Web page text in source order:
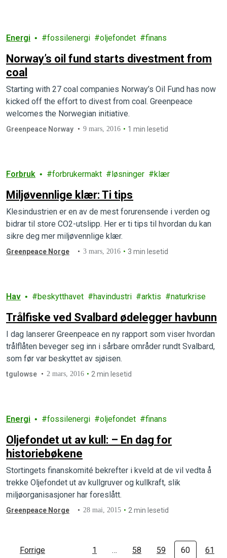
Energi fossilenergi oljefondet finans
Norway’s oil fund starts divestment from
coal
Starting with 27 coal companies Norway’s Oil Fund has now
kicked off the effort to divest from coal. Greenpeace
welcomes the Norwegian initiative.
Greenpeace Norway 9 mars, 2016 1 min lesetid
Forbruk forbrukermakt løsninger klær
Miljøvennlige klær: Ti tips
Klesindustrien er en av de mest forurensende i verden og
bidrar til store CO2-utslipp. Her er ti tips til hvordan du kan
sikre deg mer miljøvennlige klær.
Greenpeace Norge 3 mars, 2016 3 min lesetid
Hav beskytthavet havindustri arktis naturkrise
Trålfiske ved Svalbard ødelegger havbunn
I dag lanserer Greenpeace en ny rapport som viser hvordan
trålflåten beveger seg inn i sårbare områder rundt Svalbard,
som før var beskyttet av sjøisen.
tgulowse 2 mars, 2016 2 min lesetid
Energi fossilenergi oljefondet finans
Oljefondet ut av kull: – En dag for
historiebøkene
Stortingets finanskomité bekrefter i kveld at de vil vedta å
trekke Oljefondet ut av kullgruver og kullkraft, slik
miljøorganisasjoner har foreslått.
Greenpeace Norge 28 mai, 2015 2 min lesetid
Forrige 1 … 58 59 60 61